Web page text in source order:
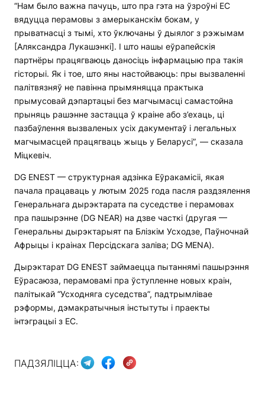
“Нам было важна пачуць, што пра гэта на ўзроўні ЕС
вядуцца перамовы з амерыканскім бокам, у
прыватнасці з тымі, хто ўключаны ў дыялог з рэжымам
[Аляксандра Лукашэнкі]. І што нашы еўрапейскія
партнёры працягваюць даносіць інфармацыю пра такія
гісторыі. Як і тое, што яны настойваюць: пры вызваленні
палітвязняў не павінна прымяняцца практыка
прымусовай дэпартацыі без магчымасці самастойна
прыняць рашэнне застацца ў краіне або з’ехаць, ці
пазбаўлення вызваленых усіх дакументаў і легальных
магчымасцей працягваць жыць у Беларусі”, — сказала
Міцкевіч.
DG ENEST — структурная адзінка Еўракамісіі, якая
пачала працаваць у лютым 2025 года пасля раздзялення
Генеральнага дырэктарата па суседстве і перамовах
пра пашырэнне (DG NEAR) на дзве часткі (другая —
Генеральны дырэктарыят па Блізкім Усходзе, Паўночнай
Афрыцы і краінах Персідскага заліва; DG MENA).
Дырэктарат DG ENEST займаецца пытаннямі пашырэння
Еўрасаюза, перамовамі пра ўступленне новых краін,
палітыкай “Усходняга суседства”, падтрымлівае
рэформы, дэмакратычныя інстытуты і праекты
інтэграцыі з ЕС.
ПАДЗЯЛІЦЦА: